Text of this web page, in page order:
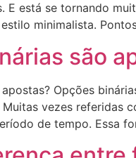
E está se tornando
minimalista.
são
Opções
vezes referidas
de tempo. Essa